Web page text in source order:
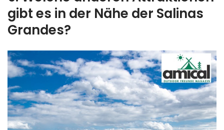
gibt es in der Nähe der Salinas
Grandes?